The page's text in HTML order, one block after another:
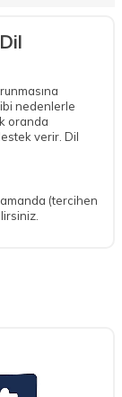
nedenlerle
oranda
verir. Dil
(tercihen